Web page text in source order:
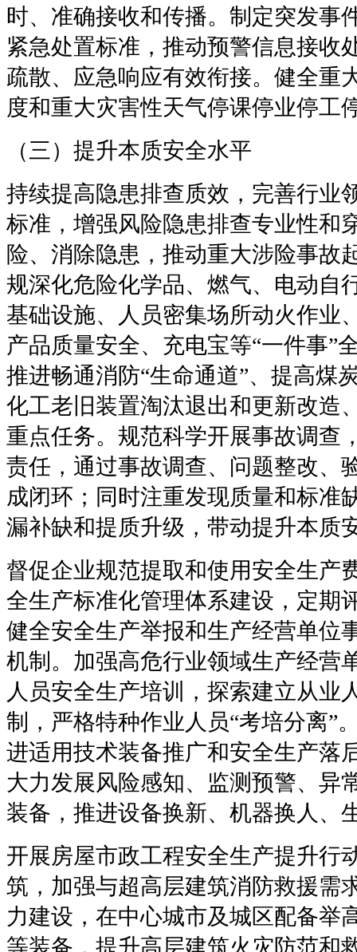
时、准确接收和传播。制定突发事
紧急处置标准，推动预警信息接收
疏散、应急响应有效衔接。健全重
度和重大灾害性天气停课停业停工
（三）提升本质安全水平
持续提高隐患排查质效，完善行业
标准，增强风险隐患排查专业性和
险、消除隐患，推动重大涉险事故
规深化危险化学品、燃气、电动自
基础设施、人员密集场所动火作业
产品质量安全、充电宝等“一件事”
推进畅通消防“生命通道”、提高煤
化工老旧装置淘汰退出和更新改造
重点任务。规范科学开展事故调查
责任，通过事故调查、问题整改、
成闭环；同时注重发现质量和标准
漏补缺和提质升级，带动提升本质
督促企业规范提取和使用安全生产
全生产标准化管理体系建设，定期
健全安全生产举报和生产经营单位
机制。加强高危行业领域生产经营
人员安全生产培训，探索建立从业
制，严格特种作业人员“考培分离”
进适用技术装备推广和安全生产落
大力发展风险感知、监测预警、异
装备，推进设备换新、机器换人、
开展房屋市政工程安全生产提升行
筑，加强与超高层建筑消防救援需
力建设，在中心城市及城区配备举